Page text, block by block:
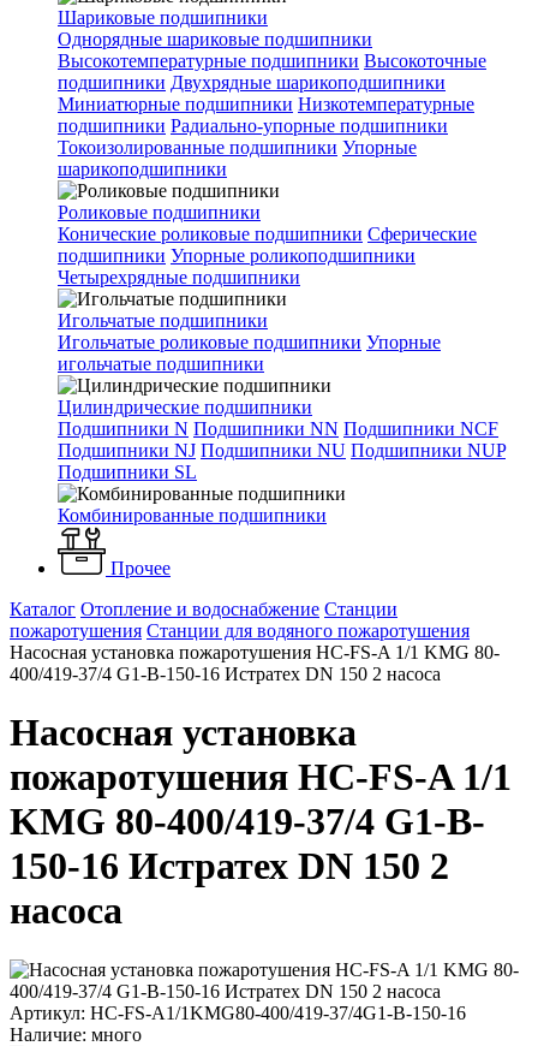
Шариковые подшипники
Однорядные шариковые подшипники
Высокотемпературные подшипники Высокоточные
подшипники Двухрядные шарикоподшипники
Миниатюрные подшипники Низкотемпературные
подшипники Радиально-упорные подшипники
Токоизолированные подшипники Упорные
шарикоподшипники
Роликовые подшипники
Конические роликовые подшипники Сферические
подшипники Упорные роликоподшипники
Четырехрядные подшипники
Игольчатые подшипники
Игольчатые роликовые подшипники Упорные
игольчатые подшипники
Цилиндрические подшипники
Подшипники N Подшипники NN Подшипники NCF
Подшипники NJ Подшипники NU Подшипники NUP
Подшипники SL
Комбинированные подшипники
Прочее
Каталог Отопление и водоснабжение Станции
пожаротушения Станции для водяного пожаротушения
Насосная установка пожаротушения HC-FS-A 1/1 KMG 80-
400/419-37/4 G1-B-150-16 Истратех DN 150 2 насоса
Насосная установка
пожаротушения HC-FS-A 1/1
KMG 80-400/419-37/4 G1-B-
150-16 Истратех DN 150 2
насоса
Артикул: HC-FS-A1/1KMG80-400/419-37/4G1-B-150-16
Наличие: много